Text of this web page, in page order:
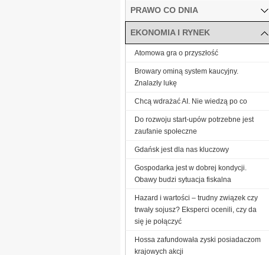
PRAWO CO DNIA
EKONOMIA I RYNEK
Atomowa gra o przyszłość
Browary ominą system kaucyjny.
Znalazły lukę
Chcą wdrażać AI. Nie wiedzą po co
Do rozwoju start-upów potrzebne jest
zaufanie społeczne
Gdańsk jest dla nas kluczowy
Gospodarka jest w dobrej kondycji.
Obawy budzi sytuacja fiskalna
Hazard i wartości – trudny związek czy
trwały sojusz? Eksperci ocenili, czy da
się je połączyć
Hossa zafundowała zyski posiadaczom
krajowych akcji